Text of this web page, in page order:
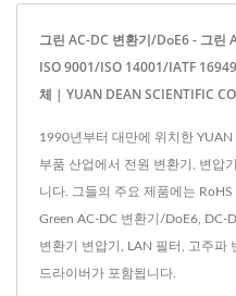
그린 AC-DC 변환기/DoE6 - 그린
ISO 9001/ISO 14001/IATF
체 | YUAN DEAN SCIENTIFIC
1990년부터 대만에 위치한 YUAN
부품 산업에서 전원 변환기, 변압
니다. 그들의 주요 제품에는
Green AC-DC 변환기/DoE6, DC-
변환기 변압기, LAN 필터, 고주파
드라이버가 포함됩니다.